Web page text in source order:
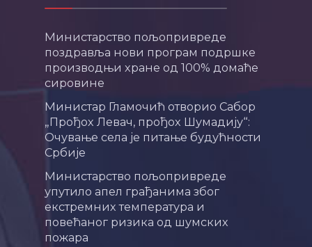
Министарство пољопривреде
поздравља нови програм подршке
производњи хране од 100% домаће
сировине
Министар Гламочић отворио Сабор
„Прођох Левач, прођох Шумадију“:
Очување села је питање будућности
Србије
Министарство пољопривреде
упутило апел грађанима због
екстремних температура и
повећаног ризика од шумских
пожара